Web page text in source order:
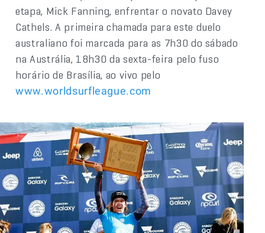
etapa, Mick Fanning, enfrentar o novato Davey
Cathels. A primeira chamada para este duelo
australiano foi marcada para as 7h30 do sábado
na Austrália, 18h30 da sexta-feira pelo fuso
horário de Brasília, ao vivo pelo
www.worldsurfleague.com